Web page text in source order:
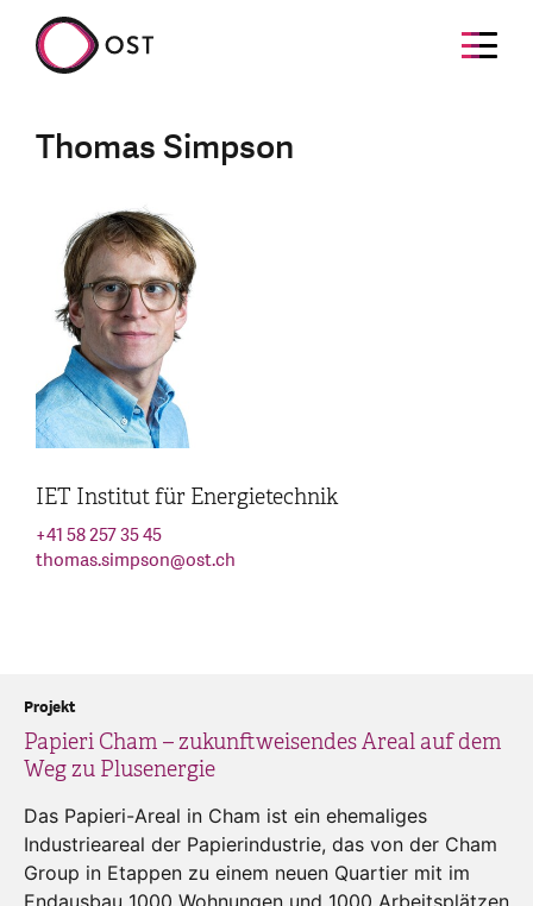
Thomas Simpson
IET Institut für Energietechnik
+41 58 257 35 45
thomas.simpson@ost.ch
Papieri Cham – zukunftweisendes Areal auf dem
Weg zu Plusenergie
Projekt
Das Papieri-Areal in Cham ist ein ehemaliges
Industrieareal der Papierindustrie, das von der Cham
Group in Etappen zu einem neuen Quartier mit im
Endausbau 1000 Wohnungen und 1000 Arbeitsplätzen